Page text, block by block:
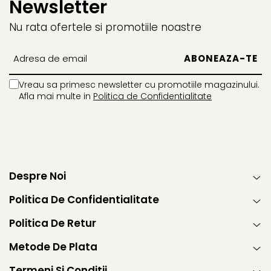
Power Players
SuperZings
Super Mario
Hot Wheels
Looney Tunes
Red Bull Racing
Jurassic Park
Ricky Zoom
Monsters Inc.
The Elf
Wednesday
Shimmer and Shine
Vaiana
LOL SURPRISE
L.O.L Surprise!
Dora the Explorer
Soy Luna
Na! Na! Na! Surprise
Wednesday
by TGA
My Little Pony
Poopsie
Newsletter
Nu rata ofertele si promotiile noastre
Vreau sa primesc newsletter cu promotiile magazinului.
Afla mai multe in Politica de Confidentialitate
Despre Noi
Politica De Confidentialitate
Politica De Retur
Metode De Plata